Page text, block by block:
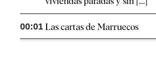
00:01 Las cartas de Marruecos